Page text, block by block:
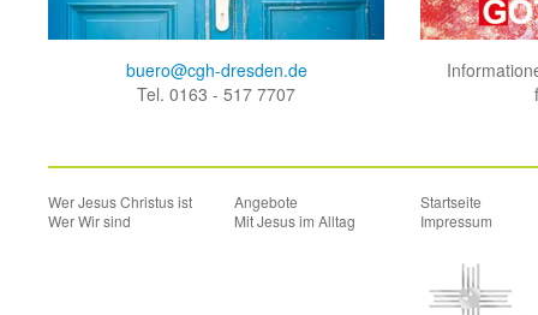
buero@cgh-dresden.de
Tel. 0163 - 517 7707
Wer Jesus Christus ist
Wer Wir sind
Angebote
Mit Jesus im Alltag
Startseite
Impressum